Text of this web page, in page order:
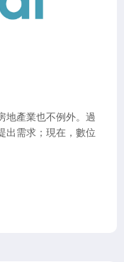
地產業也不例外。過
出需求；現在，數位